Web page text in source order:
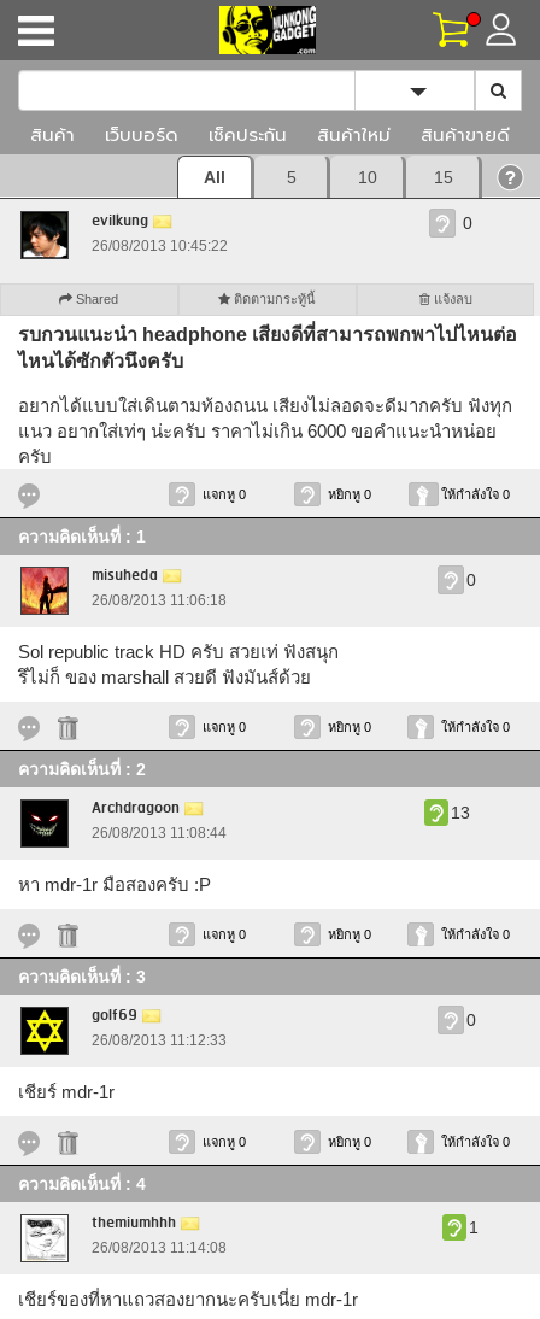
Toggle
สินค้า เว็บบอร์ด เช็คประกัน สินค้าใหม่ สินค้าขายดี
All 5 10 15
evilkung
26/08/2013 10:45:22
0
Shared ติดตามกระทู้นี้ แจ้งลบ
รบกวนแนะนำ headphone เสียงดีที่สามารถพกพาไปไหนต่อ
ไหนได้ซักตัวนึงครับ
อยากได้แบบใส่เดินตามท้องถนน เสียงไม่ลอดจะดีมากครับ ฟังทุก
แนว อยากใส่เท่ๆ น่ะครับ ราคาไม่เกิน 6000 ขอคำแนะนำหน่อย
ครับ
แจกหู 0 หยิกหู 0 ให้กำลังใจ 0
ความคิดเห็นที่ : 1
misuheda
26/08/2013 11:06:18
0
Sol republic track HD ครับ สวยเท่ ฟังสนุก
รึไม่ก็ ของ marshall สวยดี ฟังมันส์ด้วย
แจกหู 0 หยิกหู 0 ให้กำลังใจ 0
ความคิดเห็นที่ : 2
Archdragoon
26/08/2013 11:08:44
13
หา mdr-1r มือสองครับ :P
แจกหู 0 หยิกหู 0 ให้กำลังใจ 0
ความคิดเห็นที่ : 3
golf69
26/08/2013 11:12:33
0
เชียร์ mdr-1r
แจกหู 0 หยิกหู 0 ให้กำลังใจ 0
ความคิดเห็นที่ : 4
themiumhhh
26/08/2013 11:14:08
1
เชียร์ของที่หาแถวสองยากนะครับเนี่ย mdr-1r